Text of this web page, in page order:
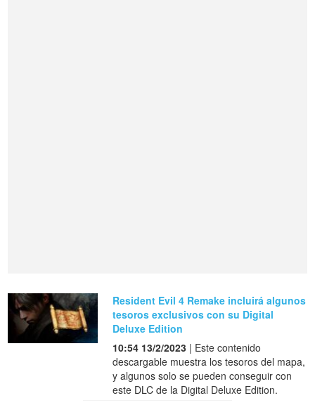
Resident Evil 4 Remake incluirá algunos
tesoros exclusivos con su Digital
Deluxe Edition
10:54 13/2/2023 | Este contenido
descargable muestra los tesoros del mapa,
y algunos solo se pueden conseguir con
este DLC de la Digital Deluxe Edition.